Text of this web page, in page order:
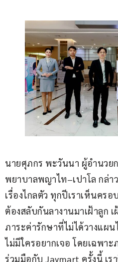
นายศุภกร พะวันนา ผู้อำนวยก
พยาบาลพญาไท–เปาโล กล่า
เรื่องไกลตัว ทุกปีเราเห็นคร
ต้องสลับกันลางานมาเฝ้าลูก
ภาระค่ารักษาที่ไม่ได้วางแผ
ไม่มีใครอยากเจอ โดยเฉพา
ร่วมมือกับ Jaymart ครั้งนี้ เ